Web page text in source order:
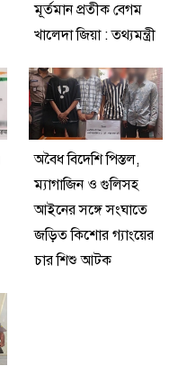
মূর্তমান প্রতীক বেগম
খালেদা জিয়া : তথ্যমন্ত্রী
অবৈধ বিদেশি পিস্তল,
ম্যাগাজিন ও গুলিসহ
আইনের সঙ্গে সংঘাতে
জড়িত কিশোর গ্যাংয়ের
চার শিশু আটক